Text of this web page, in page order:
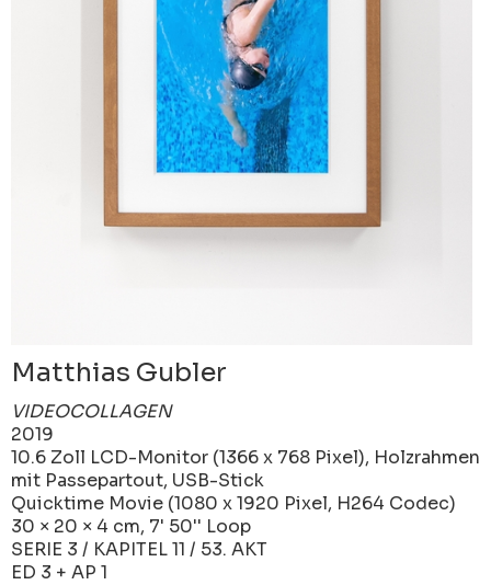
Matthias Gubler
VIDEOCOLLAGEN
2019
10.6 Zoll LCD-Monitor (1366 x 768 Pixel), Holzrahmen
mit Passepartout, USB-Stick
Quicktime Movie (1080 x 1920 Pixel, H264 Codec)
30 × 20 × 4 cm, 7' 50'' Loop
SERIE 3 / KAPITEL 11 / 53. AKT
ED 3 + AP 1